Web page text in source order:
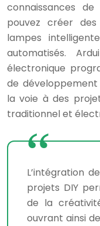
connaissances
pouvez créer
lampes
automatisés.
électronique
de
la voie à des
traditionnel et
L’intégration
projets DIY
de la
ouvrant ainsi